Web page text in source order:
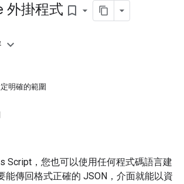
外掛程式 bookmark_border
明確的範圍
Script，您也可以使用任何程式碼語言建
能傳回格式正確的 JSON，介面就能以資